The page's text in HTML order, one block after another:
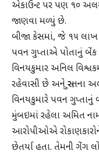
એકાઉન્ટ પર પણ ૧૦
જાણવા મળ્યું છે.
બીજા કેસમાં, જે ૧૫ લાખ
પવન ગુપ્તાએ પોતાનું
વિનયકુમાર અનિલ
રહેવાસી છે અને સુરતના
વિનયકુમારે પવન
મુંબઇમાં રહેલા અમિત
આરોપીઓએ
છેતર્યા હતા. તેમની ગેંગ